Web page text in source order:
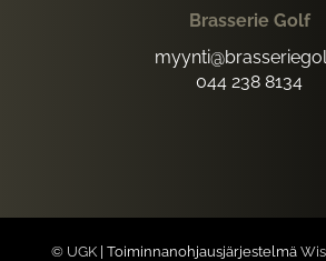
Brasserie Golf
044 238 8134
© UGK| Toiminnanohjausjärjestelmä